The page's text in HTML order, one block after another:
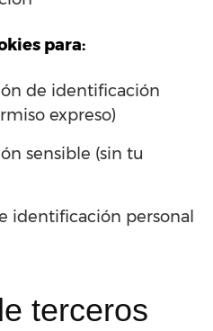
para:
de identificación
expreso)
sensible (sin tu
identificación personal
terceros